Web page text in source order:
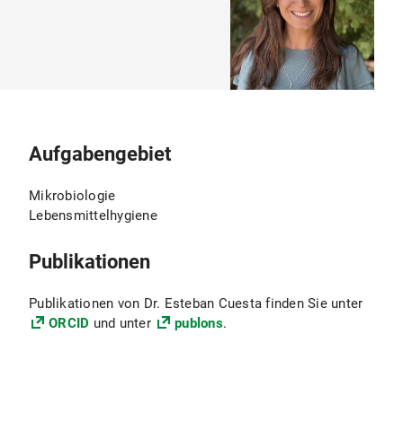
Aufgabengebiet
Mikrobiologie
Lebensmittelhygiene
Publikationen
Publikationen von Dr. Esteban Cuesta finden Sie unter
ORCID und unter publons.